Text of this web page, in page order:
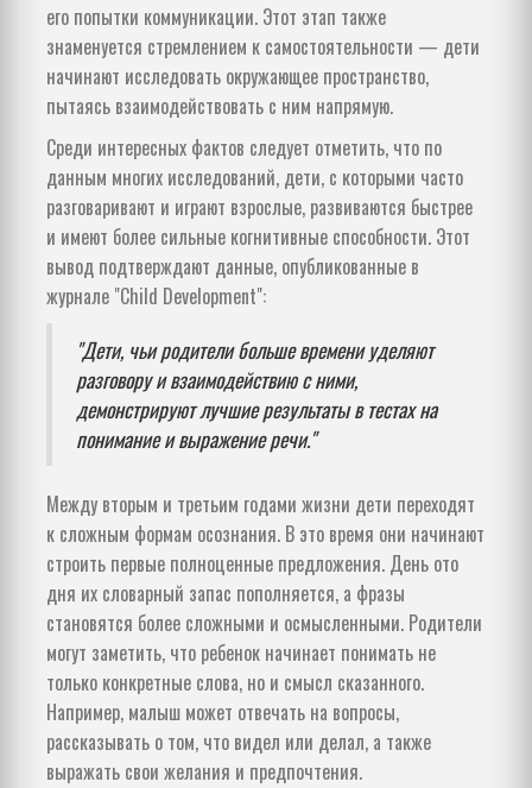
его попытки коммуникации. Этот этап также
знаменуется стремлением к самостоятельности — дети
начинают исследовать окружающее пространство,
пытаясь взаимодействовать с ним напрямую.
Среди интересных фактов следует отметить, что по
данным многих исследований, дети, с которыми часто
разговаривают и играют взрослые, развиваются быстрее
и имеют более сильные когнитивные способности. Этот
вывод подтверждают данные, опубликованные в
журнале "Child Development":
"Дети, чьи родители больше времени уделяют
разговору и взаимодействию с ними,
демонстрируют лучшие результаты в тестах на
понимание и выражение речи."
Между вторым и третьим годами жизни дети переходят
к сложным формам осознания. В это время они начинают
строить первые полноценные предложения. День ото
дня их словарный запас пополняется, а фразы
становятся более сложными и осмысленными. Родители
могут заметить, что ребенок начинает понимать не
только конкретные слова, но и смысл сказанного.
Например, малыш может отвечать на вопросы,
рассказывать о том, что видел или делал, а также
выражать свои желания и предпочтения.